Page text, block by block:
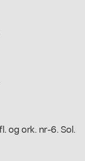
og ork. nr-6. Sol.